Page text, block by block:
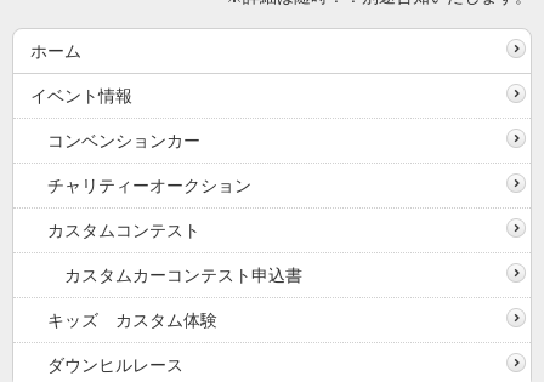
ホーム
イベント情報
コンベンションカー
チャリティーオークション
カスタムコンテスト
カスタムカーコンテスト申込書
キッズ カスタム体験
ダウンヒルレース